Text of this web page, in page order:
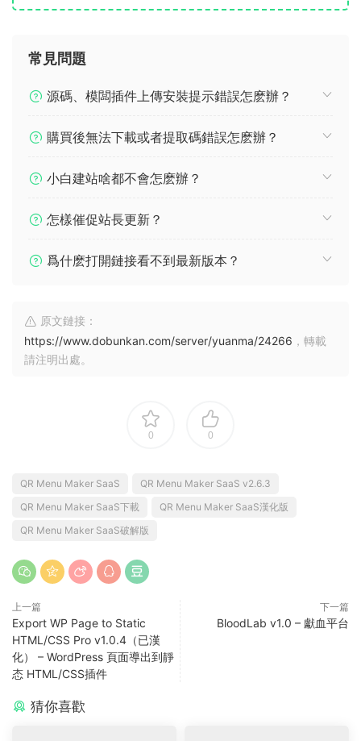
常見問題
源碼、模闆插件上傳安裝提示錯誤怎麽辦？
購買後無法下載或者提取碼錯誤怎麽辦？
小白建站啥都不會怎麽辦？
怎樣催促站長更新？
爲什麽打開鏈接看不到最新版本？
原文鏈接：
https://www.dobunkan.com/server/yuanma/24266 ，轉載
請注明出處。
0 0
QR Menu Maker SaaS
QR Menu Maker SaaS v2.6.3
QR Menu Maker SaaS下載
QR Menu Maker SaaS漢化版
QR Menu Maker SaaS破解版
上一篇
Export WP Page to Static
HTML/CSS Pro v1.0.4（已漢
化） – WordPress 頁面導出到靜
态 HTML/CSS插件
下一篇
BloodLab v1.0 – 獻血平台
猜你喜歡